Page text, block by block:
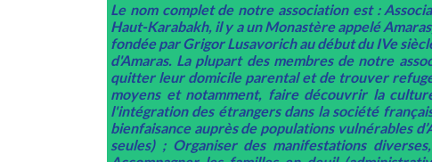
Le nom complet de notre association est :
Haut-Karabakh, il y a un Monastère appelé
fondée par Grigor Lusavorich au début du IVe
d'Amaras. La plupart des membres de notre
quitter leur domicile parental et de trouver
moyens et notamment, faire découvrir la
l'intégration des étrangers dans la société
bienfaisance auprès de populations vulnérables
seules) ; Organiser des manifestations